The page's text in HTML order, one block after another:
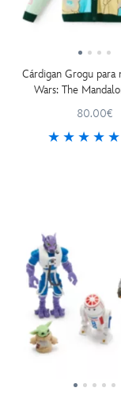
Cárdigan Grogu para
Wars: The
80.00€